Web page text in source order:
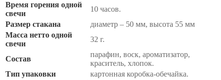
Время горения одной
свечи
10 часов.
Размер стакана
диаметр – 50 мм, высота 55 мм
Масса нетто одной
свечи
32 г.
Состав
парафин, воск, ароматизатор,
краситель, хлопок.
Тип упаковки
картонная коробка-обечайка.